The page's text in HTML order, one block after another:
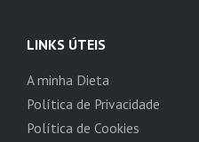
LINKS ÚTEIS
A minha Dieta
Política de Privacidade
Política de Cookies